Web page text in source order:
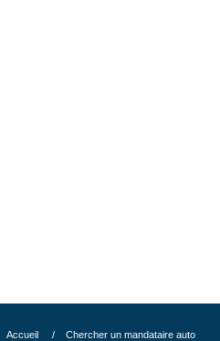
Accueil
/ Chercher un mandataire auto